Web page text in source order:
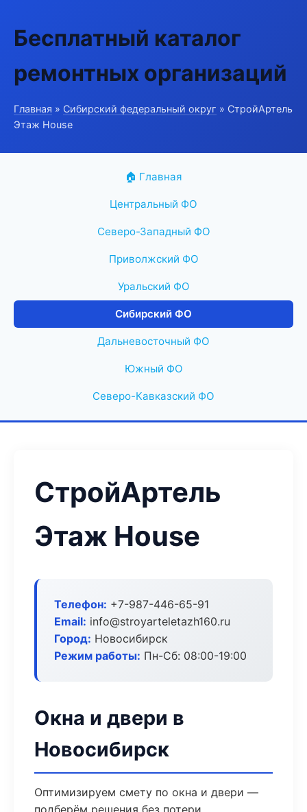
Бесплатный каталог
ремонтных организаций
Главная » Сибирский федеральный округ » СтройАртель
Этаж House
🏠 Главная
Центральный ФО
Северо-Западный ФО
Приволжский ФО
Уральский ФО
Сибирский ФО
Дальневосточный ФО
Южный ФО
Северо-Кавказский ФО
СтройАртель
Этаж House
Телефон: +7-987-446-65-91
Email: info@stroyarteletazh160.ru
Город: Новосибирск
Режим работы: Пн-Сб: 08:00-19:00
Окна и двери в
Новосибирск
Оптимизируем смету по окна и двери —
подберём решения без потери